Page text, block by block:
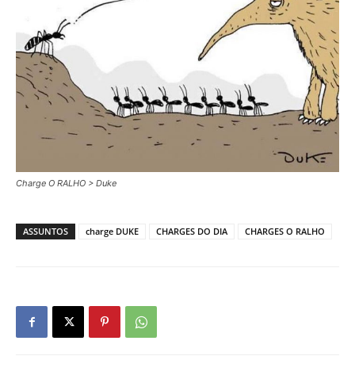
Charge O RALHO > Duke
ASSUNTOS charge DUKE CHARGES DO DIA CHARGES O RALHO